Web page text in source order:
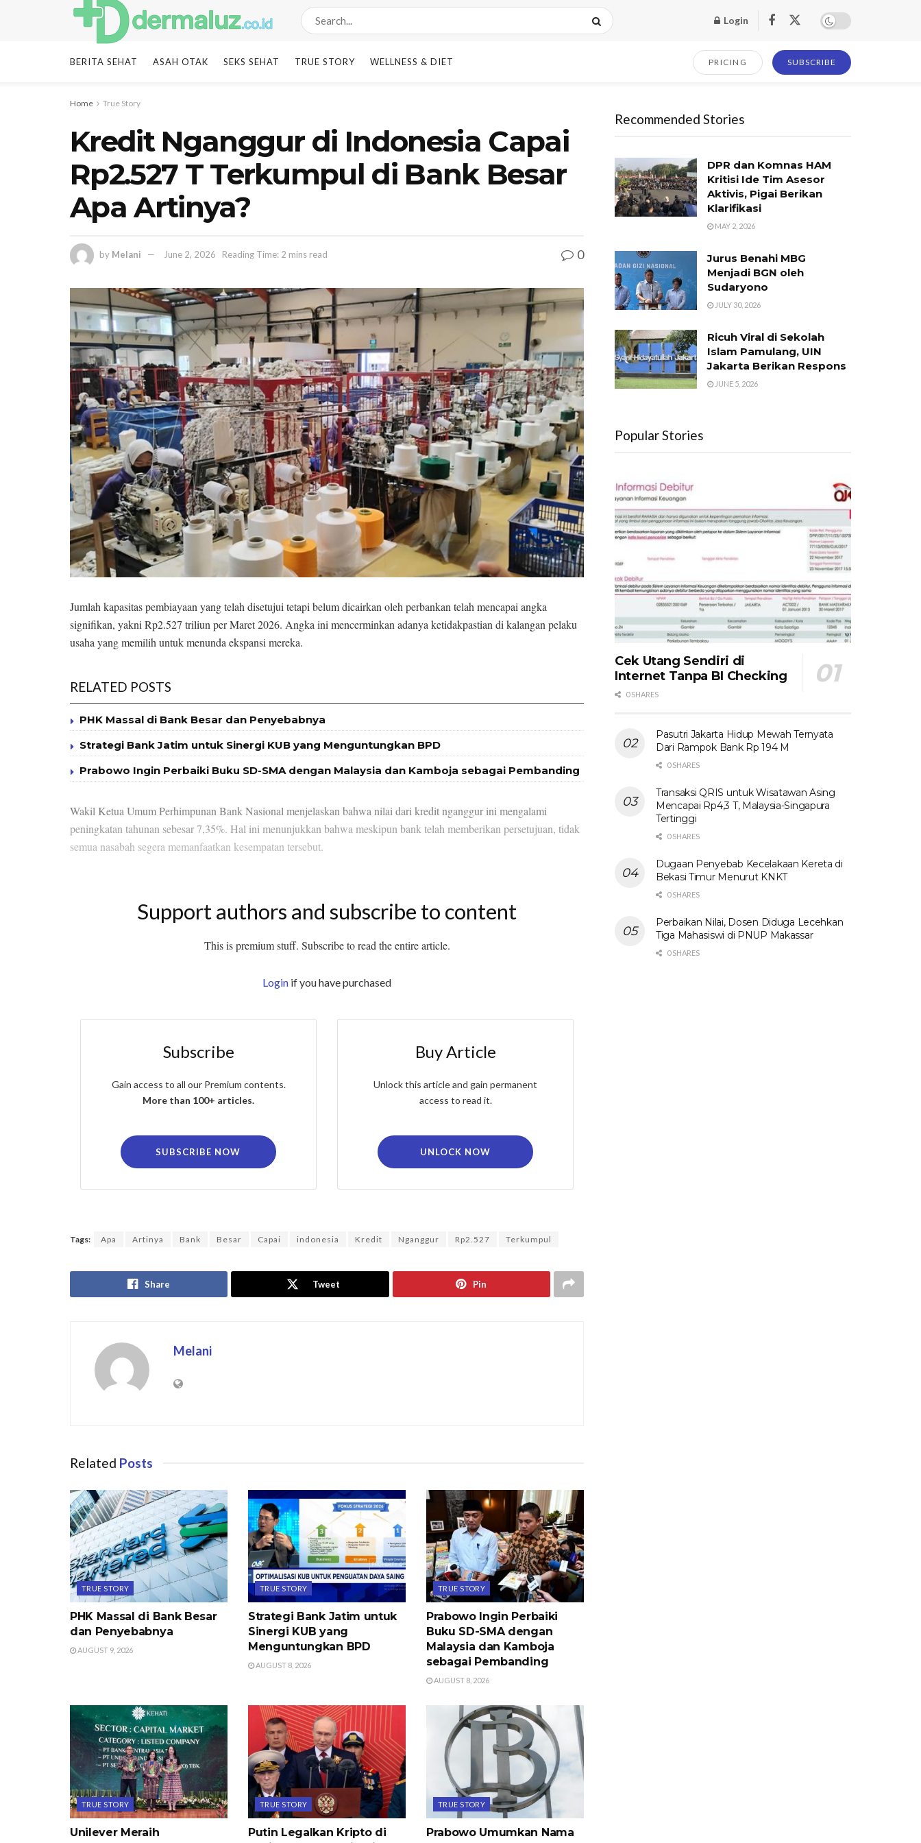
Login
BERITA SEHAT ASAH OTAK SEKS SEHAT TRUE STORY WELLNESS & DIET PRICING SUBSCRIBE
Home True Story
Kredit Nganggur di Indonesia Capai
Rp2.527 T Terkumpul di Bank Besar
Apa Artinya?
by Melani June 2, 2026 Reading Time: 2 mins read 0
Jumlah kapasitas pembiayaan yang telah disetujui tetapi belum dicairkan oleh perbankan telah mencapai angka
signifikan, yakni Rp2.527 triliun per Maret 2026. Angka ini mencerminkan adanya ketidakpastian di kalangan pelaku
usaha yang memilih untuk menunda ekspansi mereka.
RELATED POSTS
PHK Massal di Bank Besar dan Penyebabnya
Strategi Bank Jatim untuk Sinergi KUB yang Menguntungkan BPD
Prabowo Ingin Perbaiki Buku SD-SMA dengan Malaysia dan Kamboja sebagai Pembanding
Wakil Ketua Umum Perhimpunan Bank Nasional menjelaskan bahwa nilai dari kredit nganggur ini mengalami
peningkatan tahunan sebesar 7,35%. Hal ini menunjukkan bahwa meskipun bank telah memberikan persetujuan, tidak
semua nasabah segera memanfaatkan kesempatan tersebut.
Support authors and subscribe to content
This is premium stuff. Subscribe to read the entire article.
Login if you have purchased
Subscribe
Gain access to all our Premium contents.
More than 100+ articles.
SUBSCRIBE NOW
Buy Article
Unlock this article and gain permanent
access to read it.
UNLOCK NOW
Tags: Apa Artinya Bank Besar Capai indonesia Kredit Nganggur Rp2.527 Terkumpul
Share Tweet Pin
Melani
Related Posts
TRUE STORY
PHK Massal di Bank Besar
dan Penyebabnya
AUGUST 9, 2026
TRUE STORY
Strategi Bank Jatim untuk
Sinergi KUB yang
Menguntungkan BPD
AUGUST 8, 2026
TRUE STORY
Prabowo Ingin Perbaiki
Buku SD-SMA dengan
Malaysia dan Kamboja
sebagai Pembanding
AUGUST 8, 2026
TRUE STORY
Unilever Meraih
TRUE STORY
Putin Legalkan Kripto di
TRUE STORY
Prabowo Umumkan Nama
Recommended Stories
DPR dan Komnas HAM
Kritisi Ide Tim Asesor
Aktivis, Pigai Berikan
Klarifikasi
MAY 2, 2026
Jurus Benahi MBG
Menjadi BGN oleh
Sudaryono
JULY 30, 2026
Ricuh Viral di Sekolah
Islam Pamulang, UIN
Jakarta Berikan Respons
JUNE 5, 2026
Popular Stories
Cek Utang Sendiri di
Internet Tanpa BI Checking
0 SHARES
Pasutri Jakarta Hidup Mewah Ternyata
Dari Rampok Bank Rp 194 M
0 SHARES
Transaksi QRIS untuk Wisatawan Asing
Mencapai Rp4,3 T, Malaysia-Singapura
Tertinggi
0 SHARES
Dugaan Penyebab Kecelakaan Kereta di
Bekasi Timur Menurut KNKT
0 SHARES
Perbaikan Nilai, Dosen Diduga Lecehkan
Tiga Mahasiswi di PNUP Makassar
0 SHARES